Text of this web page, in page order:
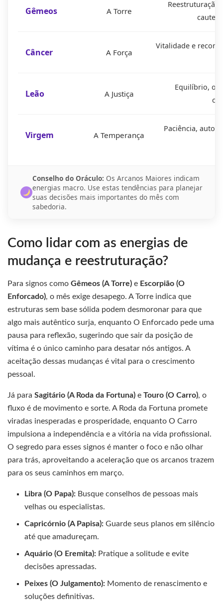
Gêmeos A Torre
Reestruturação
Câncer A Força
Vitalidade e
Leão A Justiça
Equilíbrio,
Virgem A Temperança
Paciência,
Conselho do Oráculo: Os Arcanos Maiores indicam
energias macro. Use estas tendências para planejar
suas decisões mais importantes do mês com
sabedoria.
Como lidar com as energias de
mudança e reestruturação?
Para signos como Gêmeos (A Torre) e Escorpião (O
Enforcado), o mês exige desapego. A Torre indica que
estruturas sem base sólida podem desmoronar para que
algo mais autêntico surja, enquanto O Enforcado pede uma
pausa para reflexão, sugerindo que sair da posição de
vítima é o único caminho para desatar nós antigos. A
aceitação dessas mudanças é vital para o crescimento
pessoal.
Já para Sagitário (A Roda da Fortuna) e Touro (O Carro), o
fluxo é de movimento e sorte. A Roda da Fortuna promete
viradas inesperadas e prosperidade, enquanto O Carro
impulsiona a independência e a vitória na vida profissional.
O segredo para esses signos é manter o foco e não olhar
para trás, aproveitando a aceleração que os arcanos trazem
para os seus caminhos em março.
Libra (O Papa): Busque conselhos de pessoas mais
velhas ou especialistas.
Capricórnio (A Papisa): Guarde seus planos em silêncio
até que amadureçam.
Aquário (O Eremita): Pratique a solitude e evite
decisões apressadas.
Peixes (O Julgamento): Momento de renascimento e
soluções definitivas.